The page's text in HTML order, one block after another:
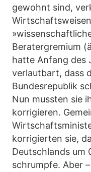
gewohnt sind,
Beratergremium
hatte Anfang des
verlautbart, dass
Bundesrepublik
Nun mussten sie
korrigieren.
korrigierten sie,
Deutschlands um
schrumpfe. Aber